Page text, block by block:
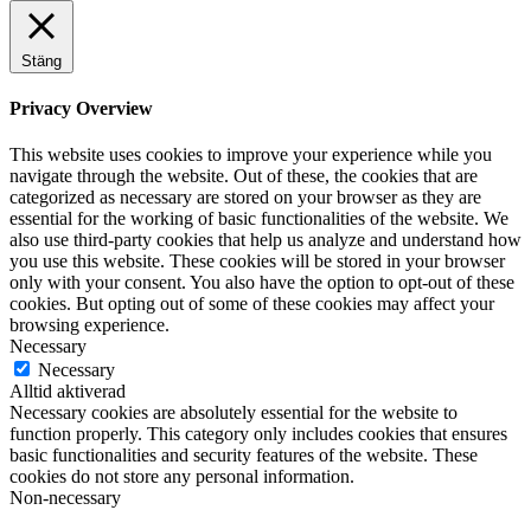
Stäng
Privacy Overview
This website uses cookies to improve your experience while you
navigate through the website. Out of these, the cookies that are
categorized as necessary are stored on your browser as they are
essential for the working of basic functionalities of the website. We
also use third-party cookies that help us analyze and understand how
you use this website. These cookies will be stored in your browser
only with your consent. You also have the option to opt-out of these
cookies. But opting out of some of these cookies may affect your
browsing experience.
Necessary
Necessary
Alltid aktiverad
Necessary cookies are absolutely essential for the website to
function properly. This category only includes cookies that ensures
basic functionalities and security features of the website. These
cookies do not store any personal information.
Non-necessary